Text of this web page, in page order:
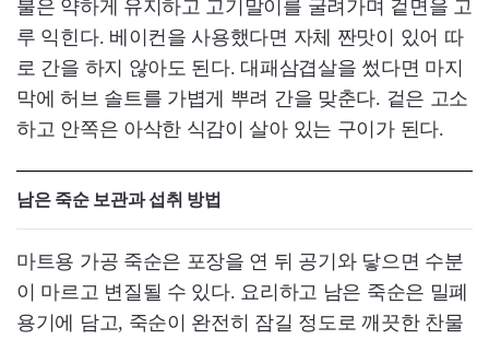
불은 약하게 유지하고 고기말이를 굴려가며 겉면을 고
루 익힌다. 베이컨을 사용했다면 자체 짠맛이 있어 따
로 간을 하지 않아도 된다. 대패삼겹살을 썼다면 마지
막에 허브 솔트를 가볍게 뿌려 간을 맞춘다. 겉은 고소
하고 안쪽은 아삭한 식감이 살아 있는 구이가 된다.
남은 죽순 보관과 섭취 방법
마트용 가공 죽순은 포장을 연 뒤 공기와 닿으면 수분
이 마르고 변질될 수 있다. 요리하고 남은 죽순은 밀폐
용기에 담고, 죽순이 완전히 잠길 정도로 깨끗한 찬물